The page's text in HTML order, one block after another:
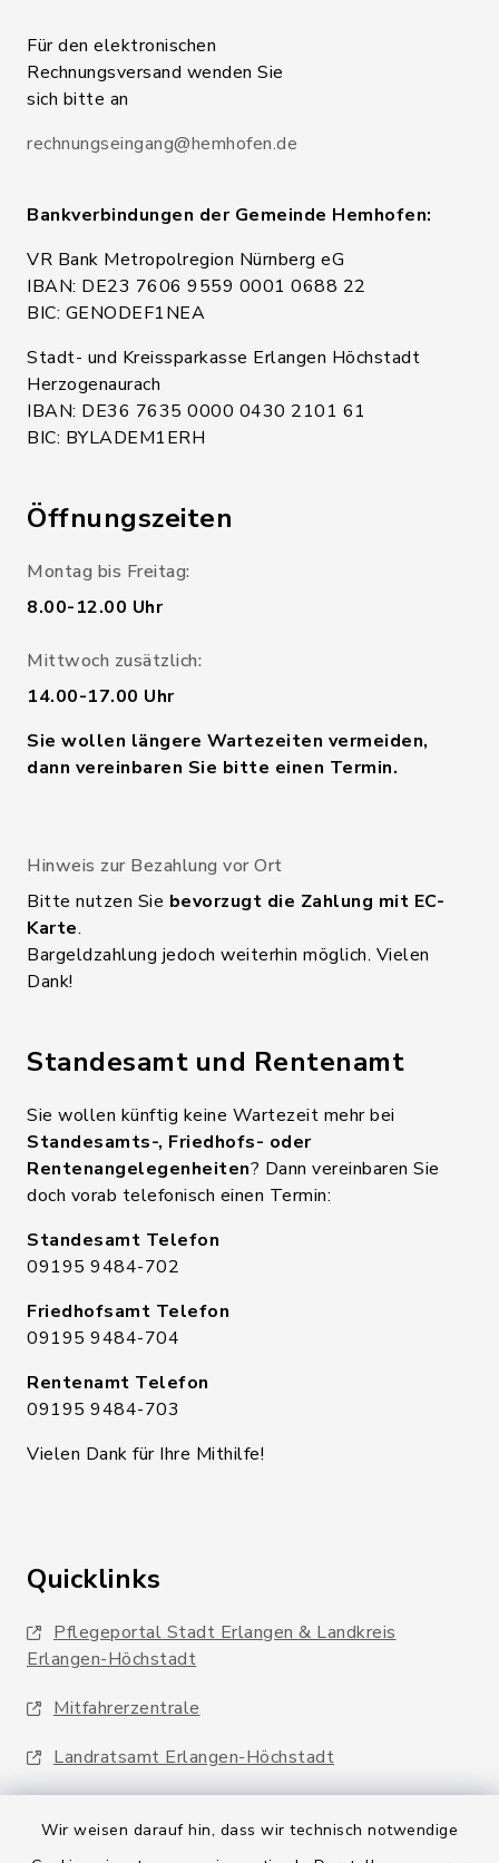
Wir weisen darauf hin, dass wir technisch notwendige
Für den elektronischen
Rechnungsversand wenden Sie
sich bitte an
rechnungseingang@hemhofen.de
Bankverbindungen der Gemeinde Hemhofen:
VR Bank Metropolregion Nürnberg eG
IBAN: DE23 7606 9559 0001 0688 22
BIC: GENODEF1NEA
Stadt- und Kreissparkasse Erlangen Höchstadt
Herzogenaurach
IBAN: DE36 7635 0000 0430 2101 61
BIC: BYLADEM1ERH
Öffnungszeiten
Montag bis Freitag:
8.00-12.00 Uhr
Mittwoch zusätzlich:
14.00-17.00 Uhr
Sie wollen längere Wartezeiten vermeiden,
dann vereinbaren Sie bitte einen Termin.
Hinweis zur Bezahlung vor Ort
Bitte nutzen Sie bevorzugt die Zahlung mit EC-
Karte.
Bargeldzahlung jedoch weiterhin möglich. Vielen
Dank!
Standesamt und Rentenamt
Sie wollen künftig keine Wartezeit mehr bei
Standesamts-, Friedhofs- oder
Rentenangelegenheiten? Dann vereinbaren Sie
doch vorab telefonisch einen Termin:
Standesamt Telefon
09195 9484-702
Friedhofsamt Telefon
09195 9484-704
Rentenamt Telefon
09195 9484-703
Vielen Dank für Ihre Mithilfe!
Quicklinks
Pflegeportal Stadt Erlangen & Landkreis
Erlangen-Höchstadt
Mitfahrerzentrale
Landratsamt Erlangen-Höchstadt